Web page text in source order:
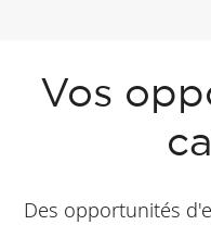
Vos
Des opportunités